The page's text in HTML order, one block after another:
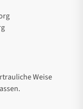
Weise